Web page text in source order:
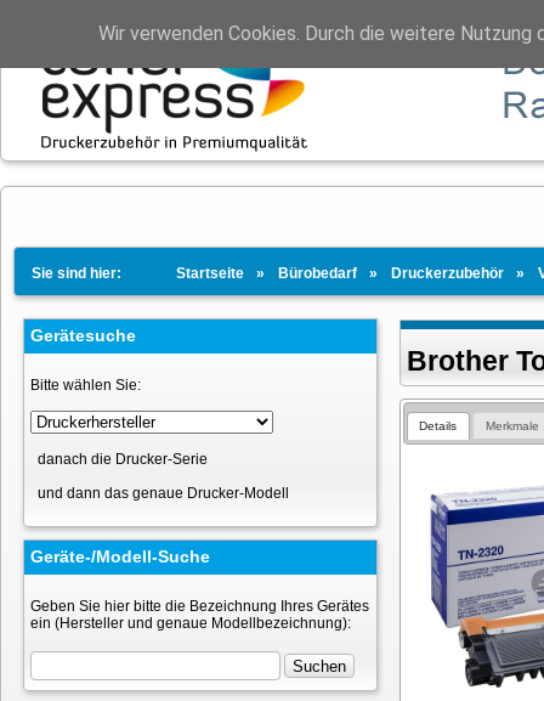
Sie sind hier: Startseite Bürobedarf Druckerzubehör
Gerätesuche
Bitte wählen Sie:
danach die Drucker-Serie
und dann das genaue Drucker-Modell
Geräte-/Modell-Suche
Geben Sie hier bitte die Bezeichnung Ihres Gerätes
ein (Hersteller und genaue Modellbezeichnung):
Brother
Details Merkmale
Wir verwenden Cookies. Durch die weitere